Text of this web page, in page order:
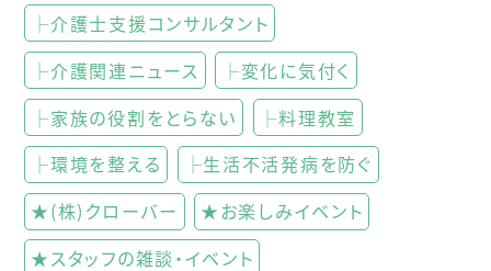
├介護士支援コンサルタント
├介護関連ニュース
├変化に気付く
├家族の役割をとらない
├料理教室
├環境を整える
├生活不活発病を防ぐ
★(株)クローバー
★お楽しみイベント
★スタッフの雑談・イベント